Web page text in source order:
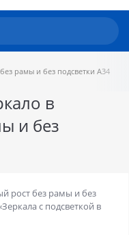
рамы и без подсветки А34
в
и без